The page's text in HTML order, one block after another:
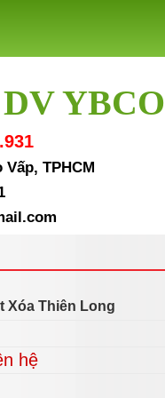
YBCO
TPHCM
Xóa Thiên Long
hệ